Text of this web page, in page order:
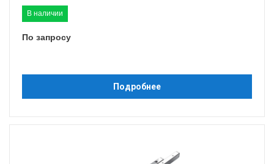
В наличии
По запросу
Подробнее